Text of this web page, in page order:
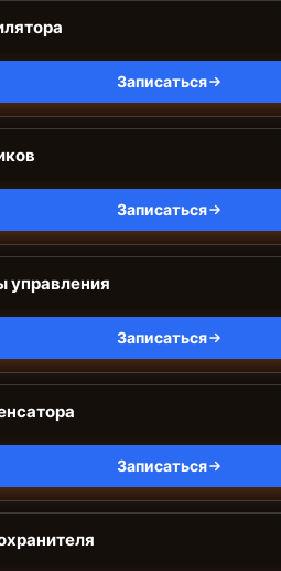
Записаться
Записаться
управления
Записаться
Записаться